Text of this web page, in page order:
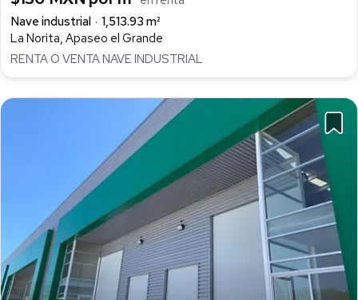
Nave industrial
1,513.93 m²
La Norita, Apaseo el Grande
RENTA O VENTA NAVE INDUSTRIAL